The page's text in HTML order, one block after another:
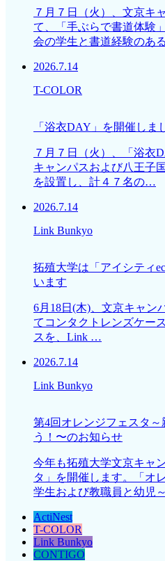
７月７日（火）、文京キ
て、「手ぶらで書道体験
会の学生と書道経験のあ
2026.7.14
T-COLOR
「浴衣DAY」を開催しま
７月７日（火）、「浴衣
キャンパスおよび八王子
を設置し、計４７名の…
2026.7.14
Link Bunkyo
拓殖大学は「アイシティ
います
6月18日(木)、文京キャン
てコンタクトレンズケー
スを、Link …
2026.7.14
Link Bunkyo
第4回オレンジフェスタ
う！〜のお知らせ
今年も拓殖大学文京キャ
タ」を開催します。「オ
学生および教職員と幼児
ActiNest
T-COLOR
Link Bunkyo
CONTIGO